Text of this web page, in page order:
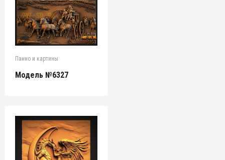
Панно и картины
Модель №6327